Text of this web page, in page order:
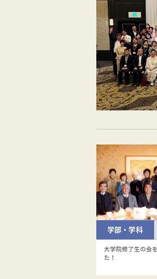
学部・学科
大学院修了生の会
た！